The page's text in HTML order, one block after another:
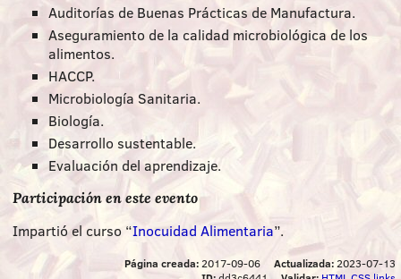
Auditorías de Buenas Prácticas de Manufactura.
Aseguramiento de la calidad microbiológica de los
alimentos.
HACCP.
Microbiología Sanitaria.
Biología.
Desarrollo sustentable.
Evaluación del aprendizaje.
Participación en este evento
Impartió el curso “Inocuidad Alimentaria”.
Página creada: 2017-09-06 Actualizada: 2023-07-13